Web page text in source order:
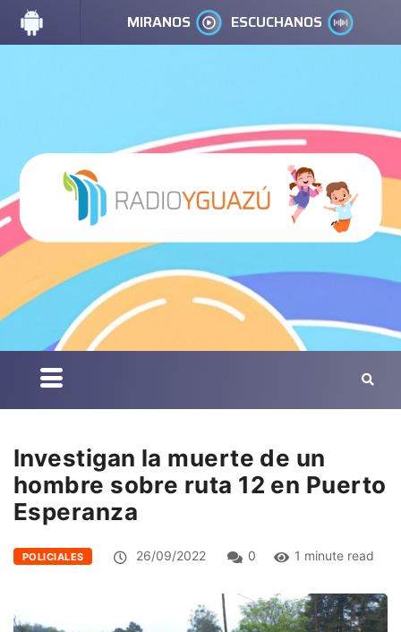
MIRANOS ESCUCHANOS
Investigan la muerte de un
hombre sobre ruta 12 en Puerto
Esperanza
POLICIALES 26/09/2022 0 1 minute read